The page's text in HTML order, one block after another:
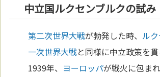
中立国ルクセンブルクの試み
第二次世界大戦が勃発した時、 ル
一次世界大戦と同様に中立政策を貫
1939年、 ヨーロッパが戦火に包まれ